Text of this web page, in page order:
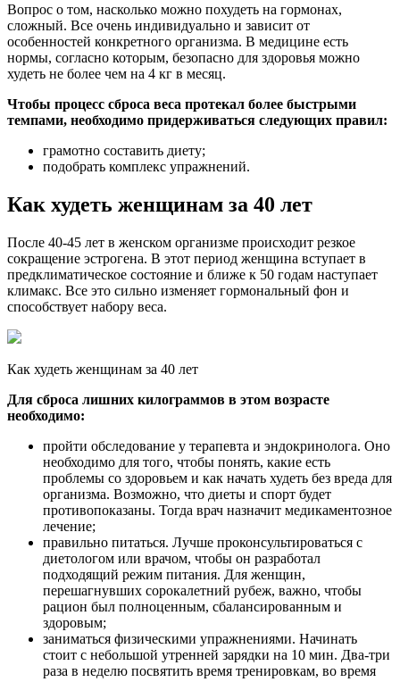
Вопрос о том, насколько можно похудеть на гормонах,
сложный. Все очень индивидуально и зависит от
особенностей конкретного организма. В медицине есть
нормы, согласно которым, безопасно для здоровья можно
худеть не более чем на 4 кг в месяц.
Чтобы процесс сброса веса протекал более быстрыми
темпами, необходимо придерживаться следующих правил:
грамотно составить диету;
подобрать комплекс упражнений.
Как худеть женщинам за 40 лет
После 40-45 лет в женском организме происходит резкое
сокращение эстрогена. В этот период женщина вступает в
предклиматическое состояние и ближе к 50 годам наступает
климакс. Все это сильно изменяет гормональный фон и
способствует набору веса.
Как худеть женщинам за 40 лет
Для сброса лишних килограммов в этом возрасте
необходимо:
пройти обследование у терапевта и эндокринолога. Оно
необходимо для того, чтобы понять, какие есть
проблемы со здоровьем и как начать худеть без вреда для
организма. Возможно, что диеты и спорт будет
противопоказаны. Тогда врач назначит медикаментозное
лечение;
правильно питаться. Лучше проконсультироваться с
диетологом или врачом, чтобы он разработал
подходящий режим питания. Для женщин,
перешагнувших сорокалетний рубеж, важно, чтобы
рацион был полноценным, сбалансированным и
здоровым;
заниматься физическими упражнениями. Начинать
стоит с небольшой утренней зарядки на 10 мин. Два-три
раза в неделю посвятить время тренировкам, во время